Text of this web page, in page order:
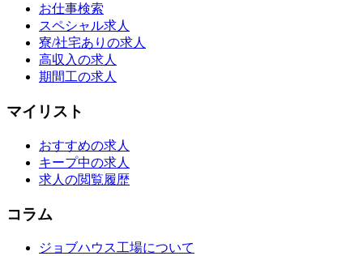
お仕事検索
スペシャル求人
寮/社宅ありの求人
高収入の求人
期間工の求人
マイリスト
おすすめの求人
キープ中の求人
求人の閲覧履歴
コラム
ジョブハウス工場について